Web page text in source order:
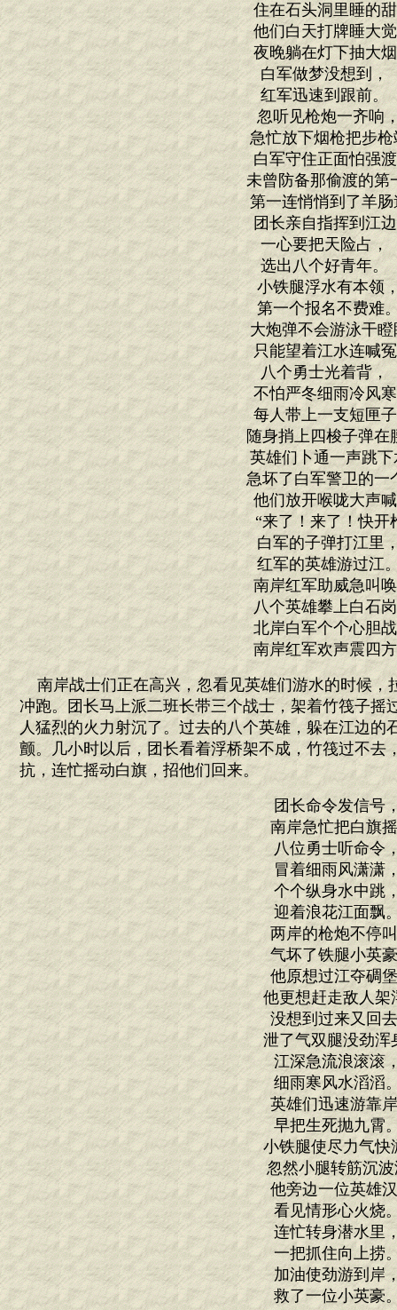
住在石头洞里睡的
他们白天打牌睡大
夜晚躺在灯下抽大
白军做梦没想
红军迅速到跟
忽听见枪炮一齐
急忙放下烟枪把步枪
白军守住正面怕强
未曾防备那偷渡的第
第一连悄悄到了羊肠
团长亲自指挥到江
一心要把天险
选出八个好青
小铁腿浮水有本
第一个报名不费
大炮弹不会游泳干瞪
只能望着江水连喊
八个勇士光着
不怕严冬细雨冷风
每人带上一支短匣
随身捎上四梭子弹在
英雄们卜通一声跳下
急坏了白军警卫的一
他们放开喉咙大声
“来了！来了！快开
白军的子弹打江
红军的英雄游过
南岸红军助威急叫
八个英雄攀上白石
北岸白军个个心胆
南岸红军欢声震四
南岸战士们正在高兴，忽看见英雄们游水的时候，
冲跑。团长马上派二班长带三个战士，架着竹筏子摇
人猛烈的火力射沉了。过去的八个英雄，躲在江边的
颤。几小时以后，团长看着浮桥架不成，竹筏过不去
抗，连忙摇动白旗，招他们回来。
团长命令发信号
南岸急忙把白旗
八位勇士听命令
冒着细雨风潇潇
个个纵身水中跳
迎着浪花江面飘
两岸的枪炮不停
气坏了铁腿小英
他原想过江夺碉
他更想赶走敌人架
没想到过来又回
泄了气双腿没劲浑
江深急流浪滚滚
细雨寒风水滔滔
英雄们迅速游靠
早把生死抛九霄
小铁腿使尽力气快
忽然小腿转筋沉波
他旁边一位英雄
看见情形心火烧
连忙转身潜水里
一把抓住向上捞
加油使劲游到岸
救了一位小英豪